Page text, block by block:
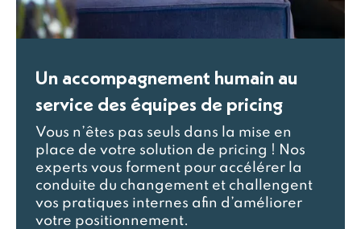
Un accompagnement humain au
service des équipes de pricing
Vous n’êtes pas seuls dans la mise en
place de votre solution de pricing ! Nos
experts vous forment pour accélérer la
conduite du changement et challengent
vos pratiques internes afin d’améliorer
votre positionnement.